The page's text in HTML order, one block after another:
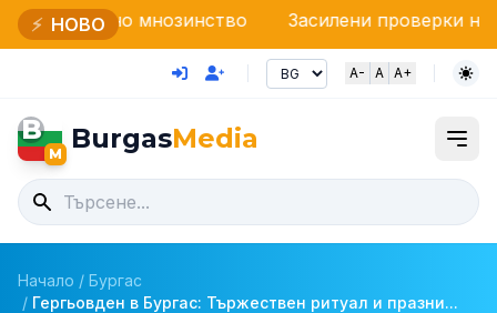
⚡ НОВО Засилени проверки на НАП и
A- A A+
B
M BurgasMedia
Начало / Бургас
/ Гергьовден в Бургас: Тържествен ритуал и празни...